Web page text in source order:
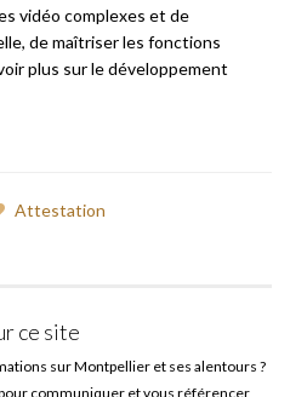
vidéo complexes et de
de maîtriser les fonctions
plus sur le développement
Attestation
ce site
sur Montpellier et ses alentours ?
communiquer et vous référencer